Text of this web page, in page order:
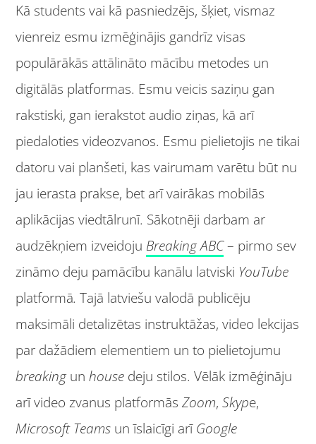
Kā students vai kā pasniedzējs, šķiet, vismaz
vienreiz esmu izmēģinājis gandrīz visas
populārākās attālināto mācību metodes un
digitālās platformas. Esmu veicis saziņu gan
rakstiski, gan ierakstot audio ziņas, kā arī
piedaloties videozvanos. Esmu pielietojis ne tikai
datoru vai planšeti, kas vairumam varētu būt nu
jau ierasta prakse, bet arī vairākas mobilās
aplikācijas viedtālrunī. Sākotnēji darbam ar
audzēkņiem izveidoju Breaking ABC– pirmo sev
zināmo deju pamācību kanālu latviski YouTube
platformā. Tajā latviešu valodā publicēju
maksimāli detalizētas instruktāžas, video lekcijas
par dažādiem elementiem un to pielietojumu
breakingunhouse deju stilos. Vēlāk izmēģināju
arī video zvanus platformāsZoom,Skype,
Microsoft Teams un īslaicīgi arīGoogle